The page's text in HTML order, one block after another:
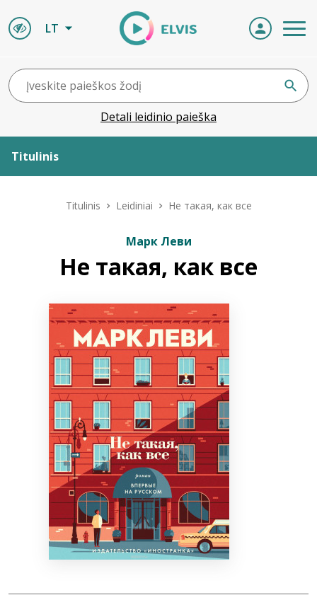
LT
Detali leidinio paieška
Titulinis
ELVIS atvyksta
Naujienos
Bibliotekoms
+370 667 80 541
info@elvislab.lt
Titulinis Leidiniai Не такая, как все
Марк Леви
Не такая, как все